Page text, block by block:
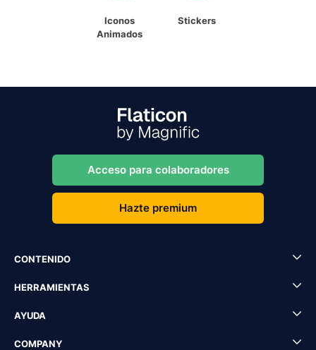
Iconos
Animados
Stickers
Acceso para colaboradores
Hazte premium
CONTENIDO
HERRAMIENTAS
AYUDA
COMPANY